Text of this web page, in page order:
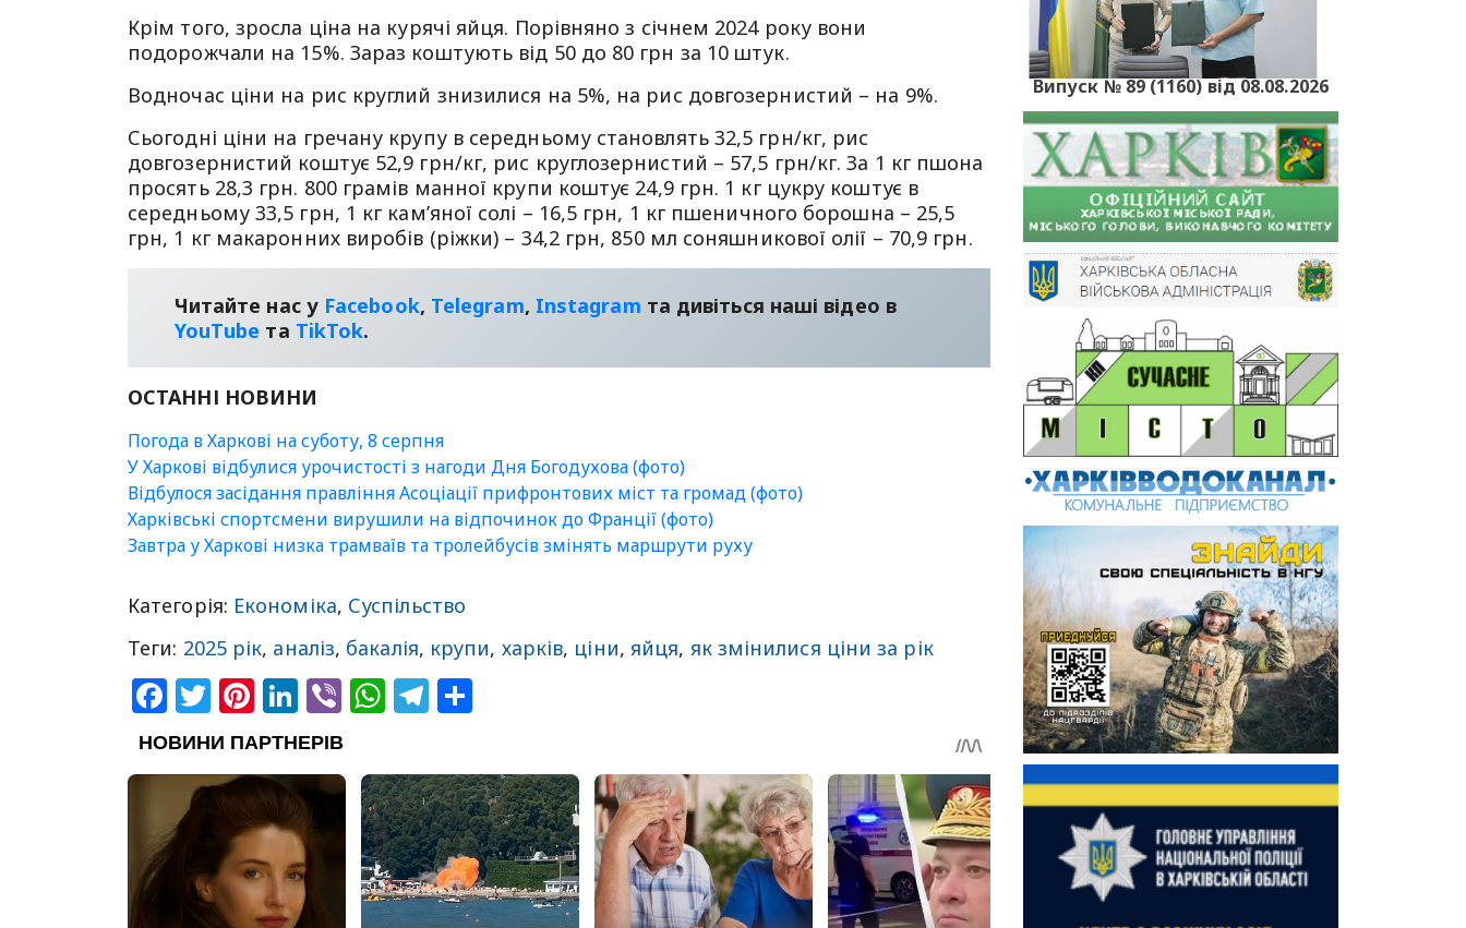
Крім того, зросла ціна на курячі яйця. Порівняно з січнем 2024 року вони
подорожчали на 15%. Зараз коштують від 50 до 80 грн за 10 штук.
Водночас ціни на рис круглий знизилися на 5%, на рис довгозернистий – на 9%.
Сьогодні ціни на гречану крупу в середньому становлять 32,5 грн/кг, рис
довгозернистий коштує 52,9 грн/кг, рис круглозернистий – 57,5 грн/кг. За 1 кг пшона
просять 28,3 грн. 800 грамів манної крупи коштує 24,9 грн. 1 кг цукру коштує в
середньому 33,5 грн, 1 кг кам’яної солі – 16,5 грн, 1 кг пшеничного борошна – 25,5
грн, 1 кг макаронних виробів (ріжки) – 34,2 грн, 850 мл соняшникової олії – 70,9 грн.
Читайте нас у Facebook, Telegram, Instagram та дивіться наші відео в
YouТube та TikTok.
ОСТАННІ НОВИНИ
Погода в Харкові на суботу, 8 серпня
У Харкові відбулися урочистості з нагоди Дня Богодухова (фото)
Відбулося засідання правління Асоціації прифронтових міст та громад (фото)
Харківські спортсмени вирушили на відпочинок до Франції (фото)
Завтра у Харкові низка трамваїв та тролейбусів змінять маршрути руху
Категорія: Економіка, Суспільство
Теги: 2025 рік, аналіз, бакалія, крупи, харків, ціни, яйця, як змінилися ціни за рік
Facebook
Twitter
Pinterest
LinkedIn
ViberWhatsApp
Telegram
Випуск № 89 (1160) від 08.08.2026